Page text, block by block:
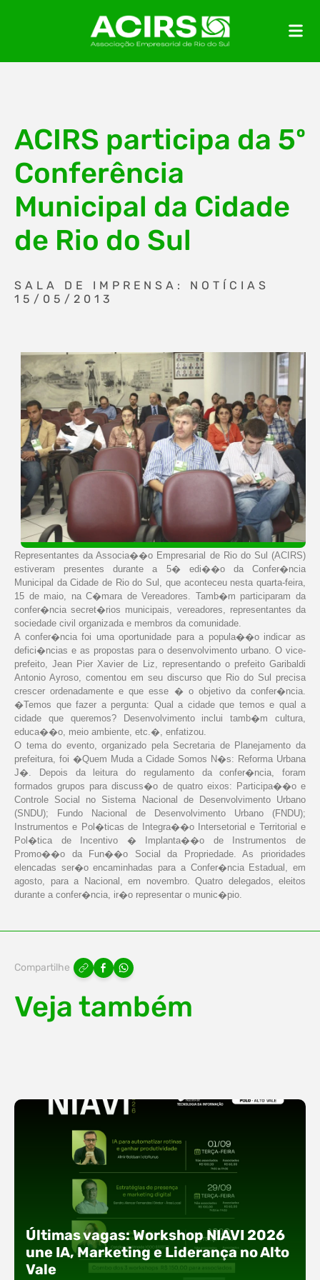
ACIRS participa da 5º
Conferência
Municipal da Cidade
de Rio do Sul
SALA DE IMPRENSA: NOTÍCIAS
15/05/2013
Representantes da Associa��o Empresarial de Rio do Sul (ACIRS)
estiveram presentes durante a 5� edi��o da Confer�ncia
Municipal da Cidade de Rio do Sul, que aconteceu nesta quarta-feira,
15 de maio, na C�mara de Vereadores. Tamb�m participaram da
confer�ncia secret�rios municipais, vereadores, representantes da
sociedade civil organizada e membros da comunidade.
A confer�ncia foi uma oportunidade para a popula��o indicar as
defici�ncias e as propostas para o desenvolvimento urbano. O vice-
prefeito, Jean Pier Xavier de Liz, representando o prefeito Garibaldi
Antonio Ayroso, comentou em seu discurso que Rio do Sul precisa
crescer ordenadamente e que esse � o objetivo da confer�ncia.
�Temos que fazer a pergunta: Qual a cidade que temos e qual a
cidade que queremos? Desenvolvimento inclui tamb�m cultura,
educa��o, meio ambiente, etc.�, enfatizou.
O tema do evento, organizado pela Secretaria de Planejamento da
prefeitura, foi �Quem Muda a Cidade Somos N�s: Reforma Urbana
J�. Depois da leitura do regulamento da confer�ncia, foram
formados grupos para discuss�o de quatro eixos: Participa��o e
Controle Social no Sistema Nacional de Desenvolvimento Urbano
(SNDU); Fundo Nacional de Desenvolvimento Urbano (FNDU);
Instrumentos e Pol�ticas de Integra��o Intersetorial e Territorial e
Pol�tica de Incentivo � Implanta��o de Instrumentos de
Promo��o da Fun��o Social da Propriedade. As prioridades
elencadas ser�o encaminhadas para a Confer�ncia Estadual, em
agosto, para a Nacional, em novembro. Quatro delegados, eleitos
durante a confer�ncia, ir�o representar o munic�pio.
Compartilhe
Veja também
Últimas vagas: Workshop NIAVI 2026
une IA, Marketing e Liderança no Alto
Vale